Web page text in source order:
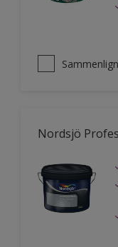
Nordsjö